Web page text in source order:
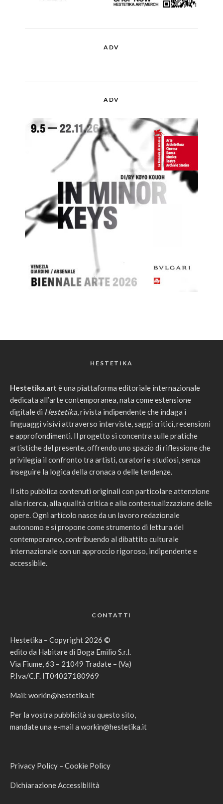
ADV
ADV
HESTETIKA
Hestetika.art è una piattaforma editoriale internazionale
dedicata all’arte contemporanea, nata come estensione
digitale di Hestetika, rivista indipendente che indaga i
linguaggi visivi attraverso interviste, saggi critici, recensioni
e approfondimenti. Il progetto si concentra sulle pratiche
artistiche del presente, offrendo uno spazio di riflessione che
privilegia il confronto tra artisti, curatori e studiosi, senza
inseguire la logica della cronaca o delle tendenze.
Il sito pubblica contenuti originali con particolare attenzione
alla ricerca, alla qualità critica e alla contestualizzazione delle
opere. Ogni articolo nasce da un lavoro redazionale
autonomo e si propone come strumento di lettura del
contemporaneo, contribuendo al dibattito culturale
internazionale con un approccio rigoroso, indipendente e
accessibile.
CONTATTI
Hestetika – Copyright 2026 ©
edito da Habitare di Boga Emilio S.r.l.
Via Fiume, 63 – 21049 Tradate – (Va)
P.Iva/C.F. IT04027180969
Mail: workin@hestetika.it
Per la vostra pubblicità su questo sito,
mandate una e-mail a workin@hestetika.it
Privacy Policy – Cookie Policy
Dichiarazione Accessibilità